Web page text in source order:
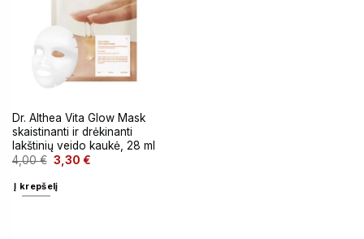
Dr. Althea Vita Glow Mask
skaistinanti ir drėkinanti
lakštinių veido kaukė, 28 ml
4,00€ 3,30 €
Į krepšelį